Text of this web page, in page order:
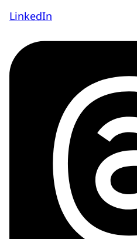
LinkedIn